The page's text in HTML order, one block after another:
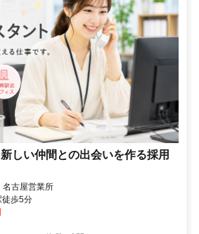
しい仲間との出会いを作る採用
古屋営業所
徒歩5分